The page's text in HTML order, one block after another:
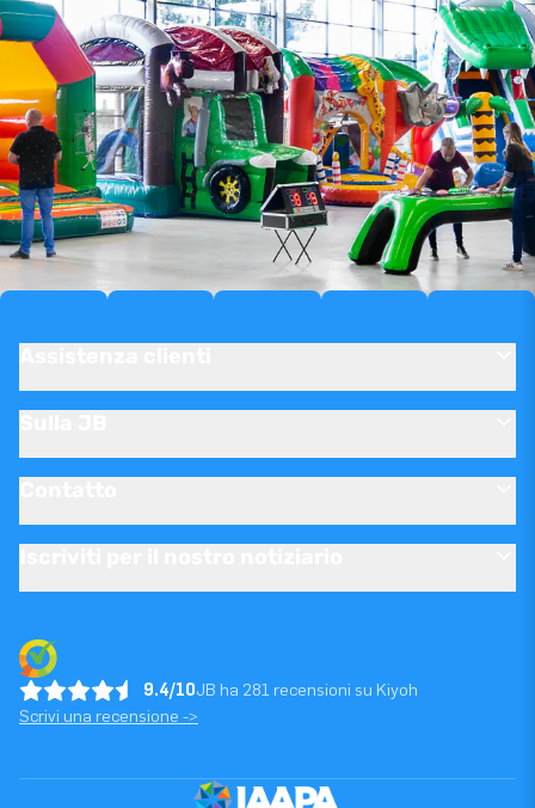
9.4/10JB ha 281 recensioni su Kiyoh
Scrivi una recensione ->